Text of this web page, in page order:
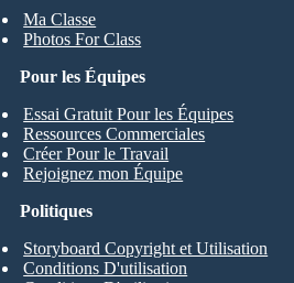
Ma Classe
Photos For Class
Pour les Équipes
Essai Gratuit Pour les Équipes
Ressources Commerciales
Créer Pour le Travail
Rejoignez mon Équipe
Politiques
Storyboard Copyright et Utilisation
Conditions D'utilisation